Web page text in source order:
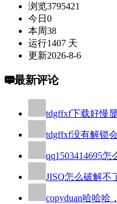
浏览3795421
今日 0
本周38
运行1407 天
更新2026-8-6
最新评论
tdgffxf下载好慢
tdgffxf没有解锁
qq1503414695怎
JISQ怎么破解不
copyduan哈哈哈